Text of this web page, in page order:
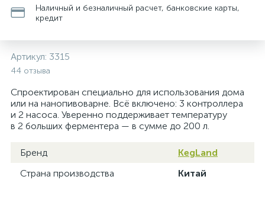
Наличный и безналичный расчет, банковские карты,
кредит
Артикул: 3315
44 отзыва
Спроектирован специально для использования дома
или на нанопивоварне. Всё включено: 3 контроллера
и 2 насоса. Уверенно поддерживает температуру
в 2 больших ферментера — в сумме до 200 л.
Бренд
KegLand
Страна производства
Китай